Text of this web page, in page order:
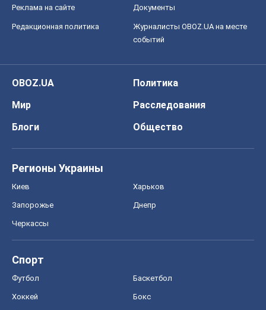
Реклама на сайте Документы
Редакционная политика
Журналисты OBOZ.UA на месте
событий
OBOZ.UA
Политика
Мир
Расследования
Блоги
Общество
Регионы Украины
Киев Харьков
Запорожье Днепр
Черкассы
Спорт
Футбол Баскетбол
Хоккей Бокс